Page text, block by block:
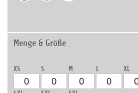
Menge & Größe
XS S M L XL